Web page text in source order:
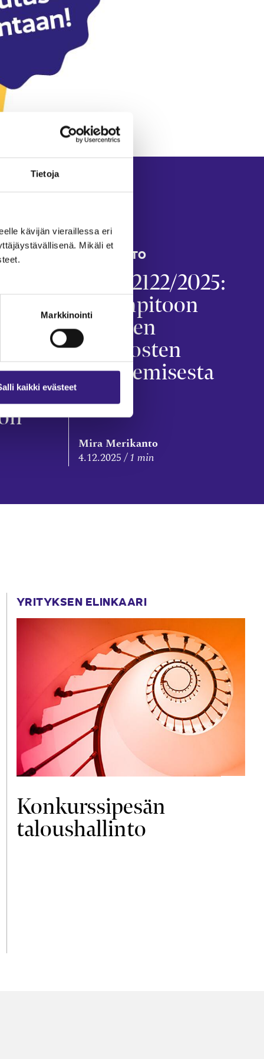
Tietoja
kävijän vieraillessa eri
Mikäli et
Markkinointi
kaikki evästeet
KIRJANPITO
KILA 2122/2025:
Kirjanpitoon
tehtyjen
muutosten
oikaisemisesta
Mira Merikanto
4.12.2025
1 min
YRITYKSEN ELINKAARI
Konkurssipesän
taloushallinto